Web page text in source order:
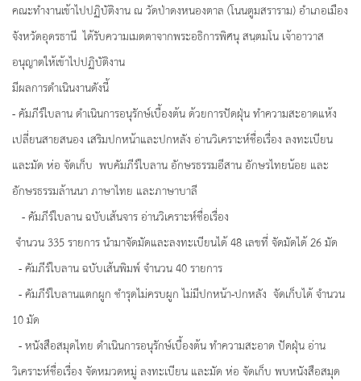
คณะทำงานเข้าไปปฏิบัติงาน ณ วัดป่าดงหนองตาล (โนนตูมสราราม) อำเภอเมือง
จังหวัดอุดรธานี ได้รับความเมตตาจากพระอธิการพิศนุ สนฺตมโน เจ้าอาวาส
อนุญาตให้เข้าไปปฏิบัติงาน
มีผลการดำเนินงานดังนี้
- คัมภีร์ใบลาน ดำเนินการอนุรักษ์เบื้องต้น ด้วยการปัดฝุ่น ทำความสะอาดแห้ง
เปลี่ยนสายสนอง เสริมปกหน้าและปกหลัง อ่านวิเคราะห์ชื่อเรื่อง ลงทะเบียน
และมัด ห่อ จัดเก็บ พบคัมภีร์ใบลาน อักษรธรรมอีสาน อักษรไทยน้อย และ
อักษรธรรมล้านนา ภาษาไทย และภาษาบาลี
- คัมภีร์ใบลาน ฉบับเส้นจาร อ่านวิเคราะห์ชื่อเรื่อง
จำนวน 335 รายการ นำมาจัดมัดและลงทะเบียนได้ 48 เลขที่ จัดมัดได้ 26 มัด
- คัมภีร์ใบลาน ฉบับเส้นพิมพ์ จำนวน 40 รายการ
- คัมภีร์ใบลานแตกผูก ชำรุดไม่ครบผูก ไม่มีปกหน้า-ปกหลัง จัดเก็บได้ จำนวน
10 มัด
- หนังสือสมุดไทย ดำเนินการอนุรักษ์เบื้องต้น ทำความสะอาด ปัดฝุ่น อ่าน
วิเคราะห์ชื่อเรื่อง จัดหมวดหมู่ ลงทะเบียน และมัด ห่อ จัดเก็บ พบหนังสือสมุด